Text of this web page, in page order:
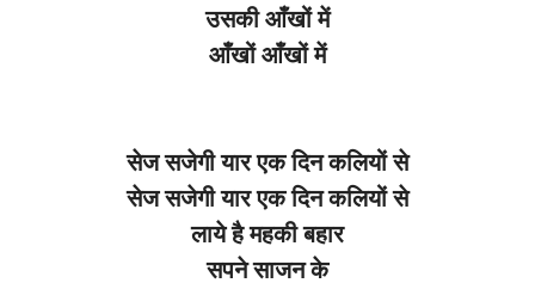
उसकी आँखों में
आँखों आँखों में
सेज सजेगी यार एक दिन कलियों से
सेज सजेगी यार एक दिन कलियों से
लाये है महकी बहार
सपने साजन के